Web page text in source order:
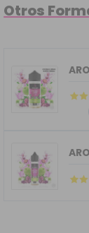
Otros